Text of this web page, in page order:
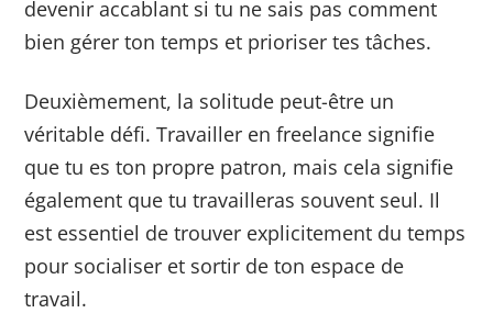
devenir accablant si tu ne sais pas comment
bien gérer ton temps et prioriser tes tâches.
Deuxièmement, la solitude peut-être un
véritable défi. Travailler en freelance signifie
que tu es ton propre patron, mais cela signifie
également que tu travailleras souvent seul. Il
est essentiel de trouver explicitement du temps
pour socialiser et sortir de ton espace de
travail.